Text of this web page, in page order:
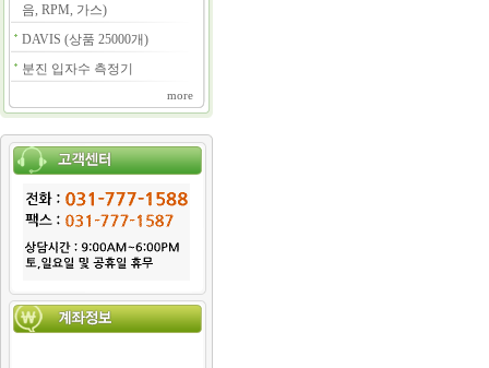
음, RPM, 가스)
DAVIS (상품 25000개)
분진 입자수 측정기
more